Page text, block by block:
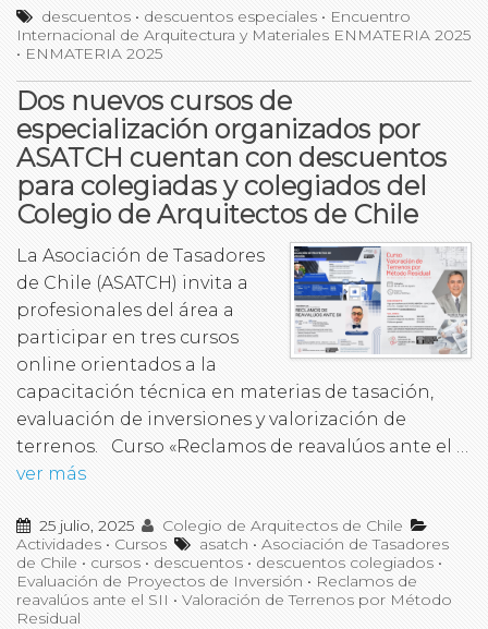
descuentos • descuentos especiales • Encuentro
Internacional de Arquitectura y Materiales ENMATERIA 2025
• ENMATERIA 2025
Dos nuevos cursos de
especialización organizados por
ASATCH cuentan con descuentos
para colegiadas y colegiados del
Colegio de Arquitectos de Chile
La Asociación de Tasadores
de Chile (ASATCH) invita a
profesionales del área a
participar en tres cursos
online orientados a la
capacitación técnica en materias de tasación,
evaluación de inversiones y valorización de
terrenos. Curso «Reclamos de reavalúos ante el …
ver más
25 julio, 2025
Colegio de Arquitectos de Chile
Actividades • Cursos asatch •Asociación de Tasadores
de Chile • cursos • descuentos • descuentos colegiados •
Evaluación de Proyectos de Inversión • Reclamos de
reavalúos ante el SII • Valoración de Terrenos por Método
Residual